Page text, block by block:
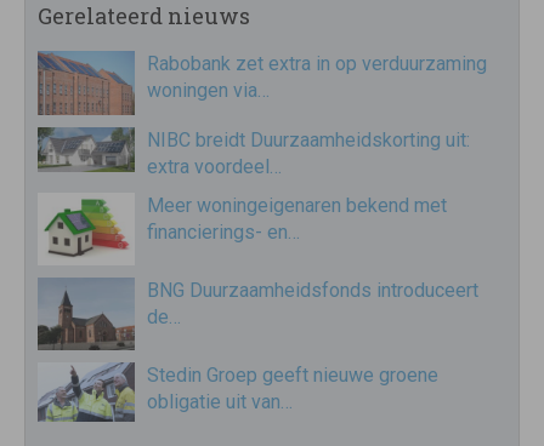
Gerelateerd nieuws
Rabobank zet extra in op verduurzaming
woningen via…
NIBC breidt Duurzaamheidskorting uit:
extra voordeel…
Meer woningeigenaren bekend met
financierings- en…
BNG Duurzaamheidsfonds introduceert
de…
Stedin Groep geeft nieuwe groene
obligatie uit van…